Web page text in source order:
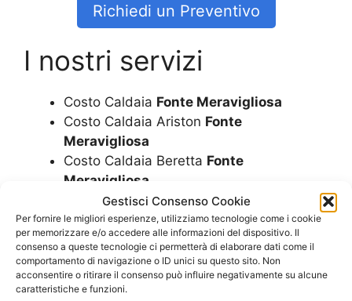
Gestisci Consenso Cookie
Per fornire le migliori esperienze, utilizziamo tecnologie come i cookie
per memorizzare e/o accedere alle informazioni del dispositivo. Il
consenso a queste tecnologie ci permetterà di elaborare dati come il
comportamento di navigazione o ID unici su questo sito. Non
acconsentire o ritirare il consenso può influire negativamente su alcune
caratteristiche e funzioni.
Richiedi un Preventivo
I nostri servizi
Costo Caldaia Fonte Meravigliosa
Costo Caldaia Ariston Fonte
Meravigliosa
Costo Caldaia Beretta Fonte
Meravigliosa
Costo Caldaia BiasiFonte Meravigliosa
Costo Caldaia FerroliFonte Meravigliosa
Costo Caldaia ImmergasFonte
Meravigliosa
Costo Caldaia JunkersFonte
Meravigliosa